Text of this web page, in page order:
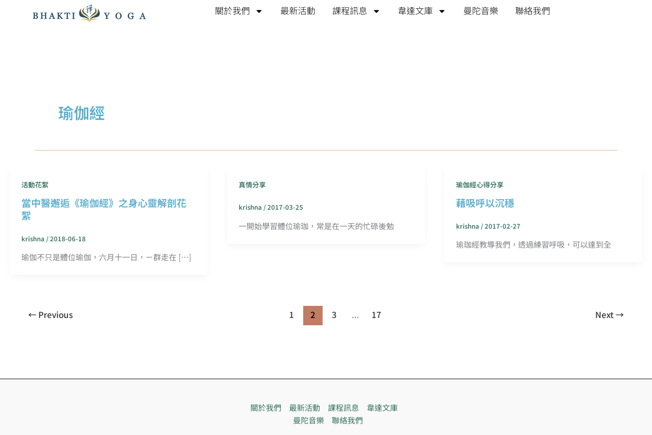
關於我們 最新活動 課程訊息 韋達文庫 曼陀音樂 聯絡我們
瑜伽經
活動花絮
當中醫邂逅《瑜伽經》之身心靈解剖花
絮
krishna /2018-06-18
瑜伽不只是體位瑜伽，六月十一日，ㄧ群走在 […]
真情分享
krishna /2017-03-25
一開始學習體位瑜珈，常是在一天的忙碌後勉
瑜伽經心得分享
藉吸呼以沉穩
krishna /2017-02-27
瑜珈經教導我們，透過練習呼吸，可以達到全
←Previous 1 2 3 ... 17 Next→
關於我們 最新活動 課程訊息
韋達文庫
曼陀音樂
聯絡我們